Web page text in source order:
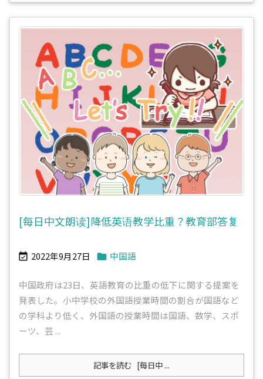
[每日中文朗读]降低英语教学比重？教育部答复
 2022年9月27日  中国語
中国政府は23日、英語教育の比重の低下に関する提案を
発表した。小中学校の外国語授業時間の割合が国語など
の学科より低く、外国語の授業時間は国語、数学、スポ
ーツ、芸 ...
記事を読む [每日中 ...